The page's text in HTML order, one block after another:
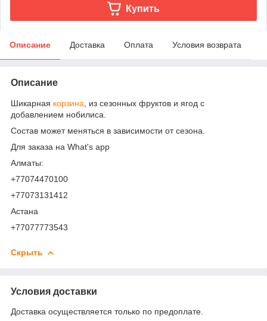
Купить
Описание Доставка Оплата Условия возврата
Описание
Шикарная корзина , из сезонных фруктов и ягод с
добавлением нобилиса.
Состав может меняться в зависимости от сезона.
Для заказа на What's app
Алматы:
+77074470100
+77073131412
Астана
+77077773543
Скрыть
Условия доставки
Доставка осуществляется только по предоплате.